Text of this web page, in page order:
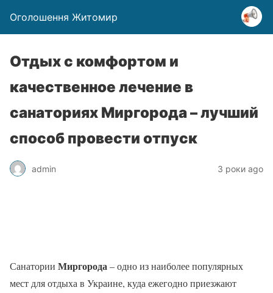
Оголошення Житомир
Отдых с комфортом и
качественное лечение в
санаториях Миргорода – лучший
способ провести отпуск
admin 3 роки ago
Санатории Миргорода– одно из наиболее популярных
мест для отдыха в Украине, куда ежегодно приезжают